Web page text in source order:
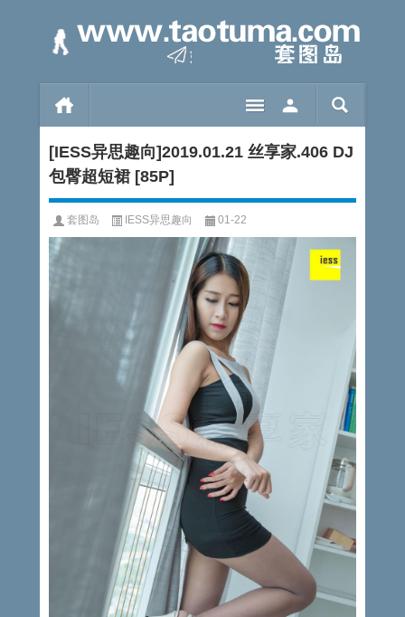
[IESS异思趣向]2019.01.21 丝享家.406 DJ
包臀超短裙 [85P]
套图岛 IESS异思趣向 01-22